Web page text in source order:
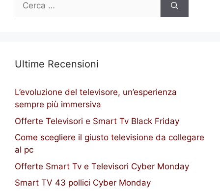
Ultime Recensioni
L’evoluzione del televisore, un’esperienza
sempre più immersiva
Offerte Televisori e Smart Tv Black Friday
Come scegliere il giusto televisione da collegare
al pc
Offerte Smart Tv e Televisori Cyber Monday
Smart TV 43 pollici Cyber Monday